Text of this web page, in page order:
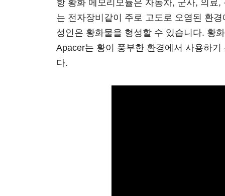
항 황화 메모리모듈은 자동차, 군사, 의료
는 전자장비같이 주로 고도로 오염된 환
성인은 황화물을 형성할 수 있습니다. 황
Apacer는 황이 풍부한 환경에서 사용하
다.